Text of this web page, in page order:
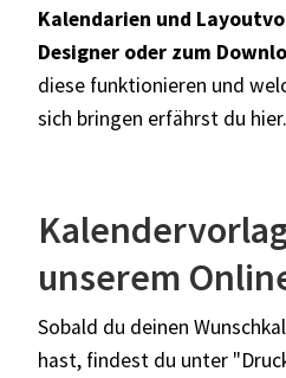
Kalendarien und
Designer oder zum
diese funktionieren und
sich bringen erfährst du hier.
unserem
Sobald du deinen
hast, findest du unter